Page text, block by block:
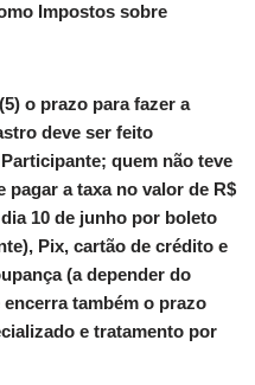
Impostos sobre
o prazo para fazer a
deve ser feito
quem não teve
pagar a taxa no valor de R$
10 de junho por boleto
Pix, cartão de crédito e
(a depender do
também o prazo
e tratamento por